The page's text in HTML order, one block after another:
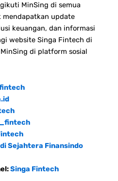
MinSing di semua
mendapatkan update
keuangan, dan informasi
website Singa Fintech di
di platform sosial
Sejahtera Finansindo
Singa Fintech